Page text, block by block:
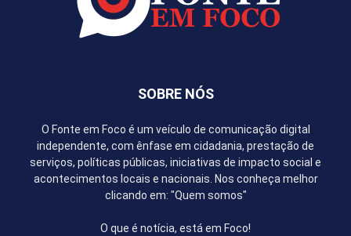
SOBRE NÓS
O Fonte em Foco é um veículo de comunicação digital
independente, com ênfase em cidadania, prestação de
serviços, políticas públicas, iniciativas de impacto social e
acontecimentos locais e nacionais. Nos conheça melhor
clicando em: "Quem somos"
O que é notícia, está em Foco!